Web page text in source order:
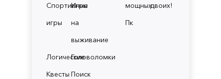
Спортивные
игры
Игры
на
выживание
ЛогическиеГоловоломки
Квесты Поиск
мощных
Пк
двоих!